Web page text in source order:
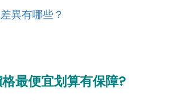
異有哪些？
最便宜划算有保障?